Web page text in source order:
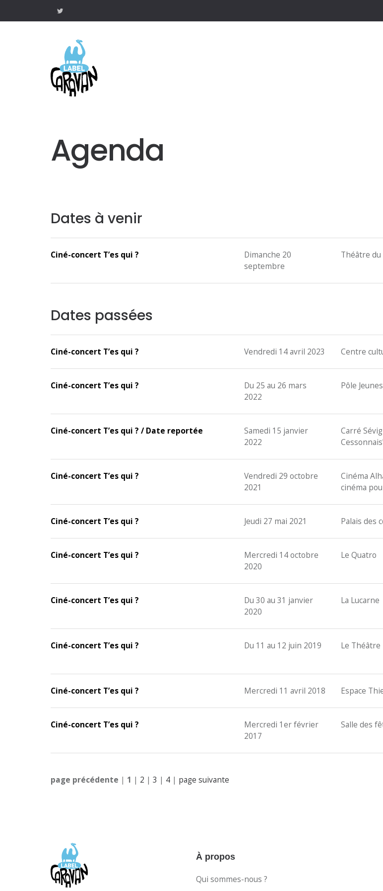
Agenda
Dates à venir
Ciné-concert T’es qui ?
Dimanche 20
septembre
Théâtre
Dates passées
Ciné-concert T’es qui ? Vendredi 14 avril 2023 Centre
Ciné-concert T’es qui ?
Du 25 au 26 mars
2022
Pôle
Ciné-concert T’es qui ? / Date reportée
Samedi 15 janvier
2022
Carré
Ciné-concert T’es qui ?
Vendredi 29 octobre
2021
Cinéma
cinéma
Ciné-concert T’es qui ? Jeudi 27 mai 2021 Palais des
Ciné-concert T’es qui ?
Mercredi 14 octobre
2020
Le Quatro
Ciné-concert T’es qui ?
Du 30 au 31 janvier
2020
La Lucarne
Ciné-concert T’es qui ? Du 11 au 12 juin 2019 Le Théâtre
Ciné-concert T’es qui ? Mercredi 11 avril 2018 Espace
Ciné-concert T’es qui ?
Mercredi 1er février
2017
Salle des
page précédente | 1 | 2 | 3 | 4 | page suivante
À propos
Qui sommes-nous ?